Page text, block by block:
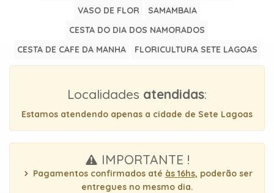
nos
VASO DE FLOR
SAMAMBAIA
CESTA DO DIA DOS NAMORADOS
CESTA DE CAFE DA MANHA
FLORICULTURA SETE LAGOAS
Localidades atendidas:
Estamos atendendo apenas a cidade de Sete Lagoas
IMPORTANTE !
Pagamentos confirmados até às 16hs, poderão ser
entregues no mesmo dia.